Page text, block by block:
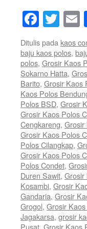
Ditulis pada kaos
baju kaos polos,
polos, Grosir Kaos
Sokarno Hatta,
Barito, Grosir Kaos
Kaos Polos
Polos BSD, Grosir
Grosir Kaos Polos
Cengkareng, Grosir
Grosir Kaos Polos
Polos Cilangkap,
Grosir Kaos Polos
Polos Condet,
Duren Sawit, Grosir
Kosambi, Grosir
Gandaria, Grosir
Grogol, Grosir
Jagakarsa, grosir
Pusat, Grosir Kaos